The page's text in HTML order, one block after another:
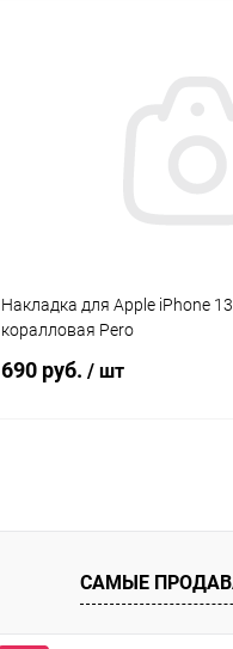
Накладка для Apple iPhone
коралловая Pero
690 руб. / шт
В избранное
САМЫЕ